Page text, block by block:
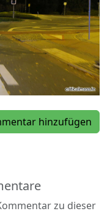
hinzufügen
zu dieser